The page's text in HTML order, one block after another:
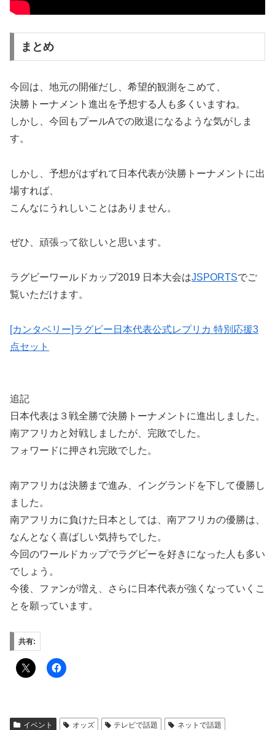
まとめ
今回は、地元の開催だし、希望的観測をこめて、
決勝トーナメント進出を予想する人も多くいますね。
しかし、今回もプールAでの敗退になるような気がしま
す。
しかし、予想がはずれて日本代表が決勝トーナメントに出
場すれば、
こんなにうれしいことはありません。
ぜひ、頑張って欲しいと思います。
ラグビーワールドカップ2019 日本大会はJSPORTSでご
覧いただけます。
[カンタベリー]ラグビー日本代表公式レプリカ 特別応援3
点セット
追記
日本代表は３戦全勝で決勝トーナメントに進出しました。
南アフリカと対戦しましたが、完敗でした。
フォワードに押され完敗でした。
南アフリカは決勝まで進み、イングランドを下して優勝し
ました。
南アフリカに負けた日本としては、南アフリカの優勝は、
なんとなく喜ばしい気持ちでした。
今回のワールドカップでラグビーを好きになった人も多い
でしょう。
今後、ファンが増え、さらに日本代表が強くなっていくこ
とを願っています。
共有:
イベント オッズ テレビで話題
ネットで話題